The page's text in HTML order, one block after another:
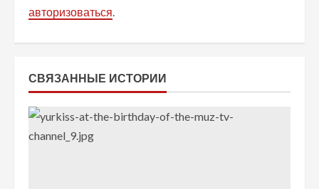
т
ь
ч
т
е
авторизоваться.
СВЯЗАННЫЕ ИСТОРИИ